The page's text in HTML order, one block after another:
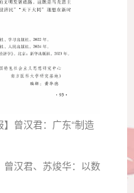
】曾汉君：广东“制造
曾汉君、苏焌华：以数